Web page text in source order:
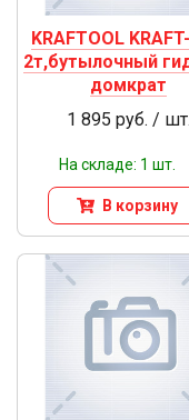
KRAFTOOL
2т,бутылочный
домкрат
1 895 руб. / шт.
На складе: 1 шт.
В корзину